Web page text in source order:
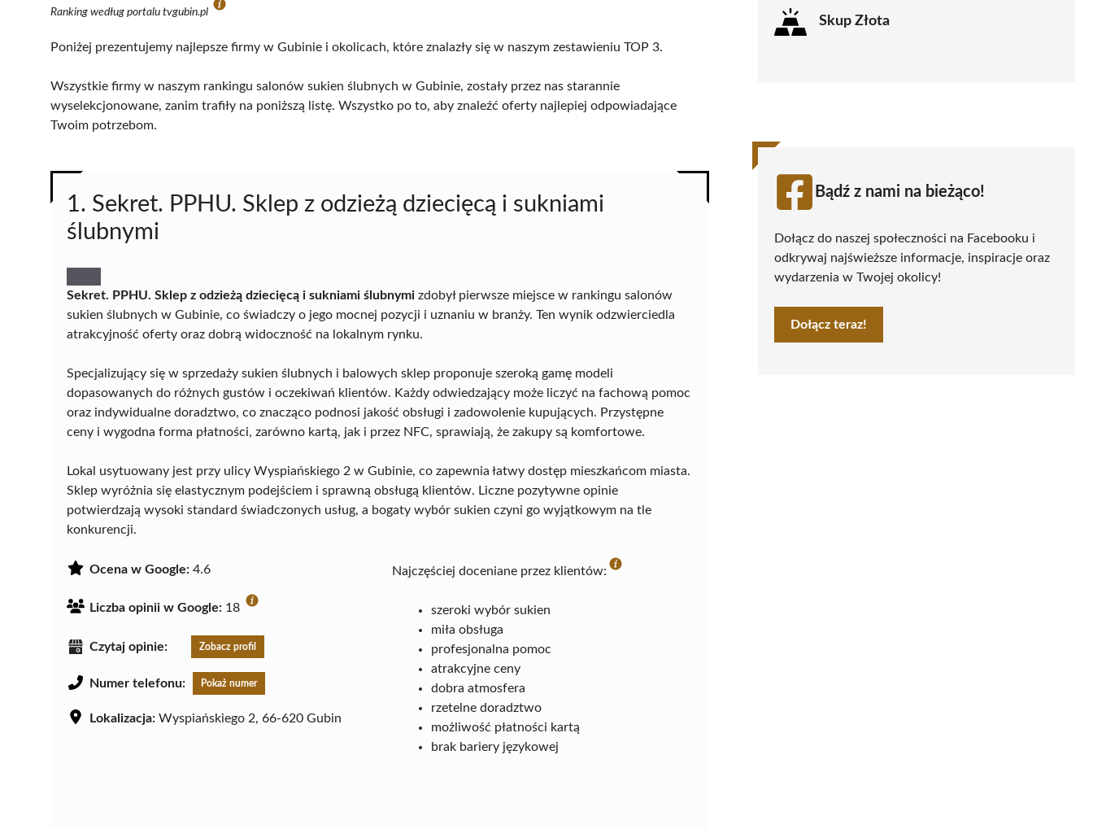
Ranking według portalu tvgubin.pl
Poniżej prezentujemy najlepsze firmy w Gubinie i okolicach, które znalazły się w naszym zestawieniu TOP 3.
Wszystkie firmy w naszym rankingu salonów sukien ślubnych w Gubinie, zostały przez nas starannie
wyselekcjonowane, zanim trafiły na poniższą listę. Wszystko po to, aby znaleźć oferty najlepiej odpowiadające
Twoim potrzebom.
1. Sekret. PPHU. Sklep z odzieżą dziecięcą i sukniami
ślubnymi
Sekret. PPHU. Sklep z odzieżą dziecięcą i sukniami ślubnymi zdobył pierwsze miejsce w rankingu salonów
sukien ślubnych w Gubinie, co świadczy o jego mocnej pozycji i uznaniu w branży. Ten wynik odzwierciedla
atrakcyjność oferty oraz dobrą widoczność na lokalnym rynku.
Specjalizujący się w sprzedaży sukien ślubnych i balowych sklep proponuje szeroką gamę modeli
dopasowanych do różnych gustów i oczekiwań klientów. Każdy odwiedzający może liczyć na fachową pomoc
oraz indywidualne doradztwo, co znacząco podnosi jakość obsługi i zadowolenie kupujących. Przystępne
ceny i wygodna forma płatności, zarówno kartą, jak i przez NFC, sprawiają, że zakupy są komfortowe.
Lokal usytuowany jest przy ulicy Wyspiańskiego 2 w Gubinie, co zapewnia łatwy dostęp mieszkańcom miasta.
Sklep wyróżnia się elastycznym podejściem i sprawną obsługą klientów. Liczne pozytywne opinie
potwierdzają wysoki standard świadczonych usług, a bogaty wybór sukien czyni go wyjątkowym na tle
konkurencji.
Ocena w Google: 4.6
Liczba opinii w Google: 18
Czytaj opinie: Zobacz profil
Numer telefonu: Pokaż numer
Lokalizacja: Wyspiańskiego 2, 66-620 Gubin
Najczęściej doceniane przez klientów:
szeroki wybór sukien
miła obsługa
profesjonalna pomoc
atrakcyjne ceny
dobra atmosfera
rzetelne doradztwo
możliwość płatności kartą
brak bariery językowej
Skup Złota
Bądź z nami na bieżąco!
Dołącz do naszej społeczności na Facebooku i
odkrywaj najświeższe informacje, inspiracje oraz
wydarzenia w Twojej okolicy!
Dołącz teraz!